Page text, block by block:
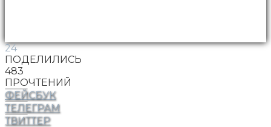
24
ПОДЕЛИЛИСЬ
483
ПРОЧТЕНИЙ
ФЕЙСБУК
ТЕЛЕГРАМ
ТВИТТЕР